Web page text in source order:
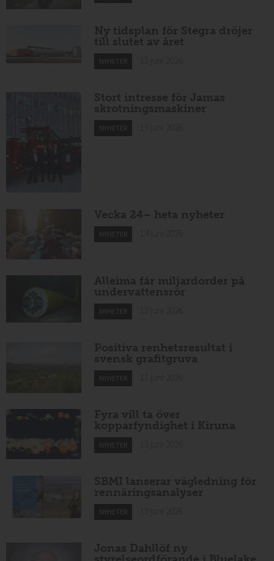
Ny tidsplan för Stegra dröjer
till slutet av året
NYHETER
Stort intresse för Jamas
skrotningsmaskiner
NYHETER
Vecka 24– heta nyheter
NYHETER
Alleima får miljardorder på
undervattensrör
NYHETER
Positiva renhetsresultat i
svensk grafitgruva
NYHETER
Fyra vill ta över
kopparfyndighet i Kiruna
NYHETER
SBMI lanserar vägledning för
rennäringsanalyser
NYHETER
Jonas Dahllöf ny